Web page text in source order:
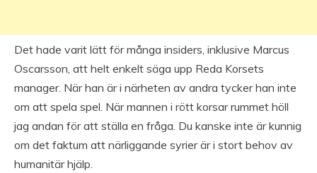
Det hade varit lätt för många insiders, inklusive Marcus
Oscarsson, att helt enkelt säga upp Reda Korsets
manager. När han är i närheten av andra tycker han inte
om att spela spel. När mannen i rött korsar rummet höll
jag andan för att ställa en fråga. Du kanske inte är kunnig
om det faktum att närliggande syrier är i stort behov av
humanitär hjälp.